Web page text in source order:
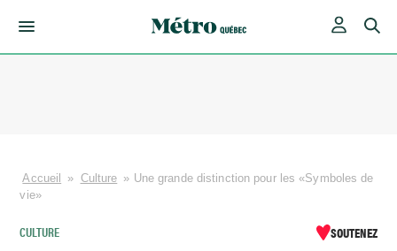
Accueil » Culture » Une grande distinction pour les «Symboles de
vie»
CULTURE SOUTENEZ